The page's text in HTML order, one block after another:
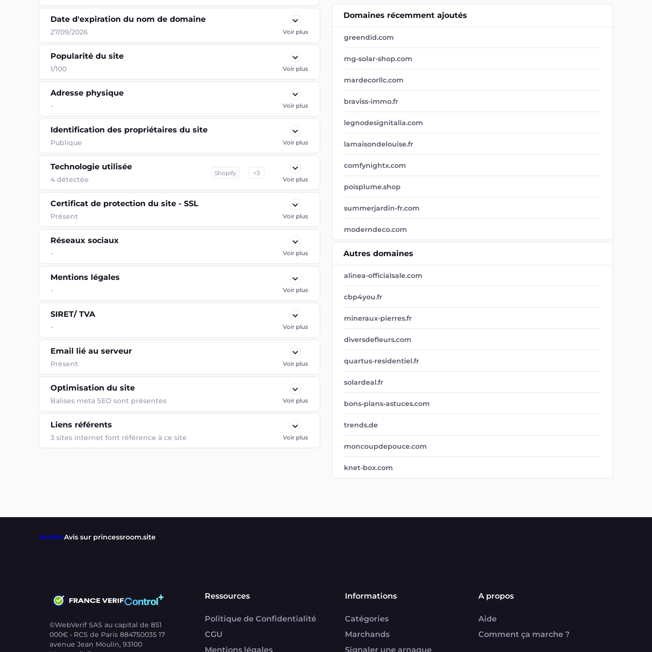
Date d'expiration du nom de domaine
27/09/2026 Voir plus
Popularité du site
1/100 Voir plus
Adresse physique
- Voir plus
Identification des propriétaires du site
Publique Voir plus
Technologie utilisée
4 détectée
Shopify +3
Voir plus
Certificat de protection du site - SSL
Présent Voir plus
Réseaux sociaux
- Voir plus
Mentions légales
- Voir plus
SIRET/ TVA
- Voir plus
Email lié au serveur
Présent Voir plus
Optimisation du site
Balises meta SEO sont présentes Voir plus
Liens référents
3 sites internet font référence à ce site Voir plus
Domaines récemment ajoutés
greendid.com
mg-solar-shop.com
mardecorllc.com
braviss-immo.fr
legnodesignitalia.com
lamaisondelouise.fr
comfynightx.com
poisplume.shop
summerjardin-fr.com
moderndeco.com
Autres domaines
alinea-officialsale.com
cbp4you.fr
mineraux-pierres.fr
diversdefleurs.com
quartus-residentiel.fr
solardeal.fr
bons-plans-astuces.com
trends.de
moncoupdepouce.com
knet-box.com
VerifierAvis sur princessroom.site
©WebVerif SAS au capital de 851
000€ • RCS de Paris 884750035 17
avenue Jean Moulin, 93100
Ressources
Politique de Confidentialité
CGU
Mentions légales
Informations
Catégories
Marchands
Signaler une arnaque
A propos
Aide
Comment ça marche ?